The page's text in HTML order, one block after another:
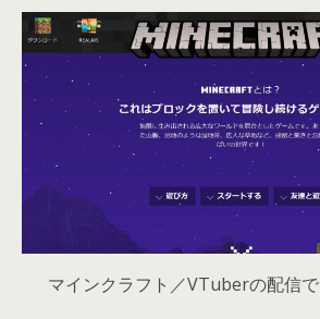
マインクラフト／VTuberの配信